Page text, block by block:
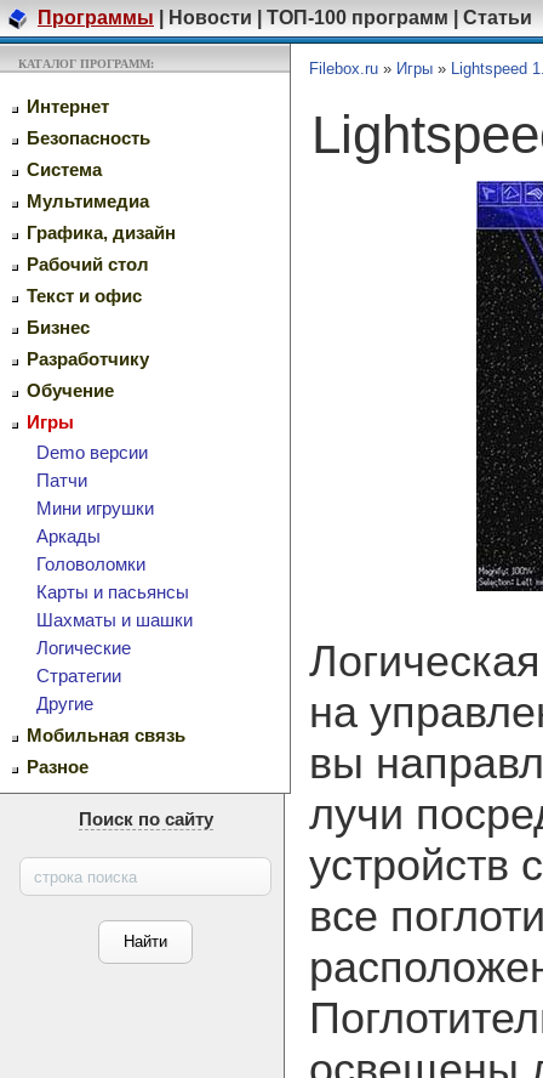
Программы Новости ТОП-100 программ Статьи
КАТАЛОГ ПРОГРАММ:
Интернет
Безопасность
Система
Мультимедиа
Графика, дизайн
Рабочий стол
Текст и офис
Бизнес
Разработчику
Обучение
Игры
Demo версии
Патчи
Мини игрушки
Аркады
Головоломки
Карты и пасьянсы
Шахматы и шашки
Логические
Стратегии
Другие
Мобильная связь
Разное
Поиск по сайту
Filebox.ru » Игры » Lightspeed
на
вы
лучи
устройств
все